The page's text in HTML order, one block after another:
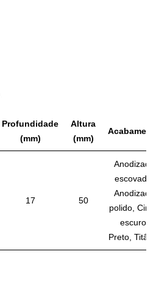
Profundidade
(mm)
Altura
(mm)
17 50
Anodizado
escovado,
Anodizado
polido,
escuro,
Preto,